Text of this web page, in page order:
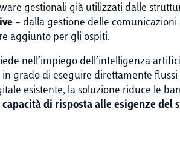
gestionali già utilizzati dalle
– dalla gestione delle
aggiunto per gli ospiti.
nell’impiego dell’intelligenza
in grado di eseguire direttamente
esistente, la soluzione riduce le
capacità di risposta alle esigenze del